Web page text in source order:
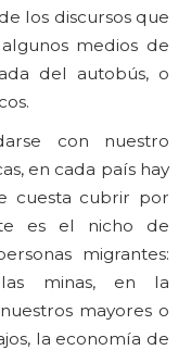
los discursos que
medios de
del autobús, o
con nuestro
en cada país hay
cuesta cubrir por
es el nicho de
migrantes:
minas, en la
mayores o
la economía de